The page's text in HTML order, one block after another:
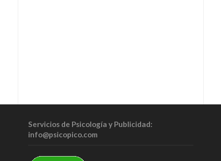
Servicios de Psicología y Publicidad:
info@psicopico.com